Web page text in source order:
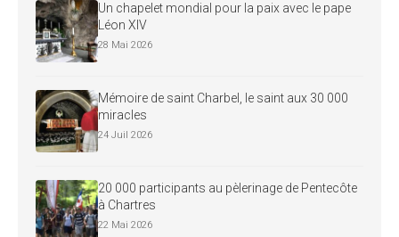
Un chapelet mondial pour la paix avec le pape
Léon XIV
28 Mai 2026
Mémoire de saint Charbel, le saint aux 30 000
miracles
24 Juil 2026
20 000 participants au pèlerinage de Pentecôte
à Chartres
22 Mai 2026